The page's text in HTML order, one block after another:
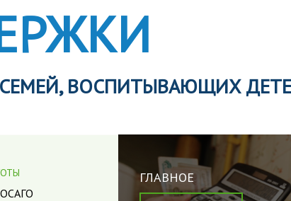
ВОСПИТЫВАЮЩИХ
ГЛАВНОЕ